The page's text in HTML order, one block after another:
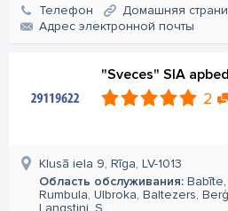
Телефон
Домашняя
Aдрес электронной почты
"Sveces" SIA
2
Klusā iela 9, Rīga, LV-1013
Область обслуживания:
Rumbula, Ulbroka, Baltezers,
Langstiņi, S...